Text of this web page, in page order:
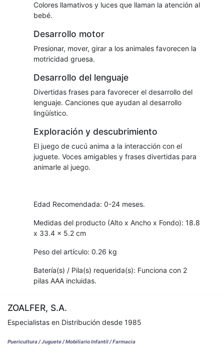
Colores llamativos y luces que llaman la atención al
bebé.
Desarrollo motor
Presionar, mover, girar a los animales favorecen la
motricidad gruesa.
Desarrollo del lenguaje
Divertidas frases para favorecer el desarrollo del
lenguaje. Canciones que ayudan al desarrollo
lingüístico.
Exploración y descubrimiento
El juego de cucú anima a la interacción con el
juguete. Voces amigables y frases divertidas para
animarle al juego.
Edad Recomendada: 0-24 meses.
Medidas del producto (Alto x Ancho x Fondo): 18.8
x 33.4 x 5.2 cm
Peso del artículo: 0.26 kg
Batería(s) / Pila(s) requerida(s): Funciona con 2
pilas AAA incluidas.
ZOALFER, S.A.
Especialistas en Distribución desde 1985
Puericultura / Juguete / Mobiliario Infantil / Farmacia